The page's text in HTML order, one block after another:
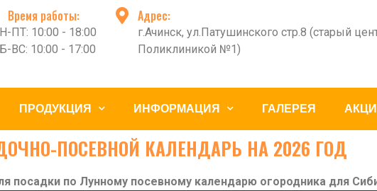
Время работы:
ПТ: 10:00 - 18:00
ВС: 10:00 - 17:00
Адрес:
г.Ачинск, ул.Патушинского стр.8 (старый
Поликлиникой №1)
ПРОДУКЦИЯ ИНФОРМАЦИЯ ГАЛЕРЕЯ
ПОСЕВНОЙ КАЛЕНДАРЬ НА 2026 ГОД
посадки по Лунному посевному календарю огородника для